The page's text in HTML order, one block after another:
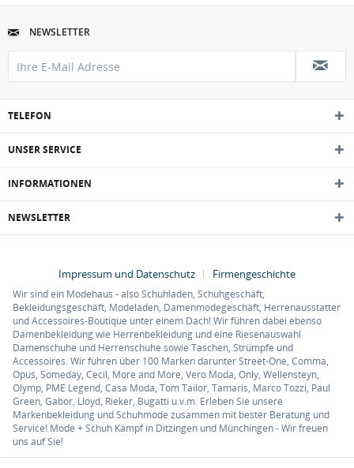
NEWSLETTER
TELEFON
UNSER SERVICE
INFORMATIONEN
NEWSLETTER
Impressum und Datenschutz Firmengeschichte
Wir sind ein Modehaus - also Schuhladen, Schuhgeschäft,
Bekleidungsgeschäft, Modeladen, Damenmodegeschäft, Herrenausstatter
und Accessoires-Boutique unter einem Dach! Wir führen dabei ebenso
Damenbekleidung wie Herrenbekleidung und eine Riesenauswahl
Damenschuhe und Herrenschuhe sowie Taschen, Strümpfe und
Accessoires. Wir führen über 100 Marken darunter Street-One, Comma,
Opus, Someday, Cecil, More and More, Vero Moda, Only, Wellensteyn,
Olymp, PME Legend, Casa Moda, Tom Tailor, Tamaris, Marco Tozzi, Paul
Green, Gabor, Lloyd, Rieker, Bugatti u.v.m. Erleben Sie unsere
Markenbekleidung und Schuhmode zusammen mit bester Beratung und
Service! Mode + Schuh Kämpf in Ditzingen und Münchingen - Wir freuen
uns auf Sie!